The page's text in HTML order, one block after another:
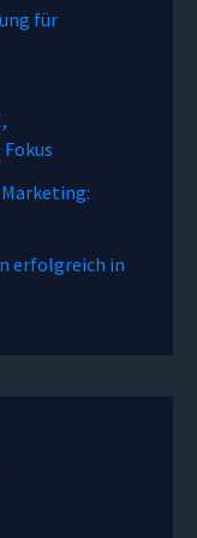
für
erfolgreich in